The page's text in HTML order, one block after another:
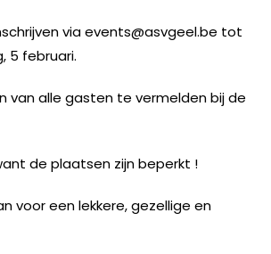
via events@asvgeel.be tot
5 februari.
van alle gasten te vermelden bij de
de plaatsen zijn beperkt !
voor een lekkere, gezellige en